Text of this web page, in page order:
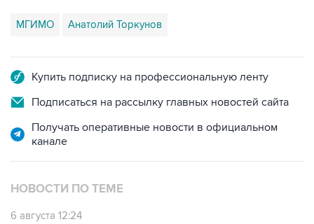
МГИМО Анатолий Торкунов
Купить подписку на профессиональную ленту
Подписаться на рассылку главных новостей сайта
Получать оперативные новости в официальном
канале
НОВОСТИ ПО ТЕМЕ
6 августа 12:24